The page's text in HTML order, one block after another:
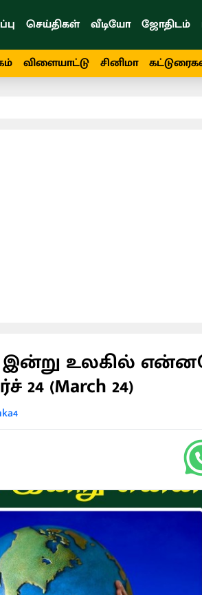
செய்திகள் வீடியோ ஜோதிடம்
விளையாட்டு சினிமா
இன்று உலகில்
24 (March 24)